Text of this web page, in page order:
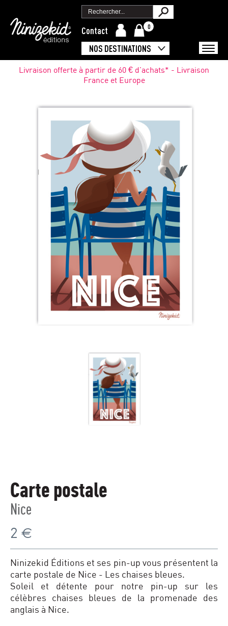
Contact 0
NOS DESTINATIONS
Livraison offerte à partir de 60 € d'achats* - Livraison
France et Europe
Carte postale
Nice
2 €
Ninizekid Éditions et ses pin-up vous présentent la
carte postale de Nice - Les chaises bleues.
Soleil et détente pour notre pin-up sur les
célèbres chaises bleues de la promenade des
anglais à Nice.